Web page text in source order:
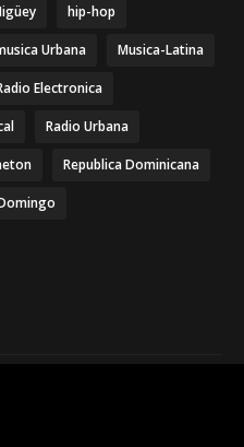
hip-hop
Urbana Musica-Latina
Electronica
Radio Urbana
Republica Dominicana